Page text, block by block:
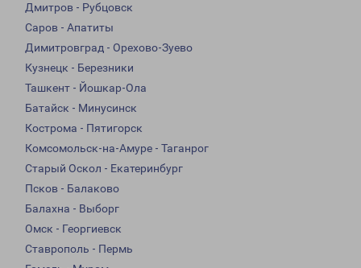
Дмитров - Рубцовск
Саров - Апатиты
Димитровград - Орехово-Зуево
Кузнецк - Березники
Ташкент - Йошкар-Ола
Батайск - Минусинск
Кострома - Пятигорск
Комсомольск-на-Амуре - Таганрог
Старый Оскол - Екатеринбург
Псков - Балаково
Балахна - Выборг
Омск - Георгиевск
Ставрополь - Пермь